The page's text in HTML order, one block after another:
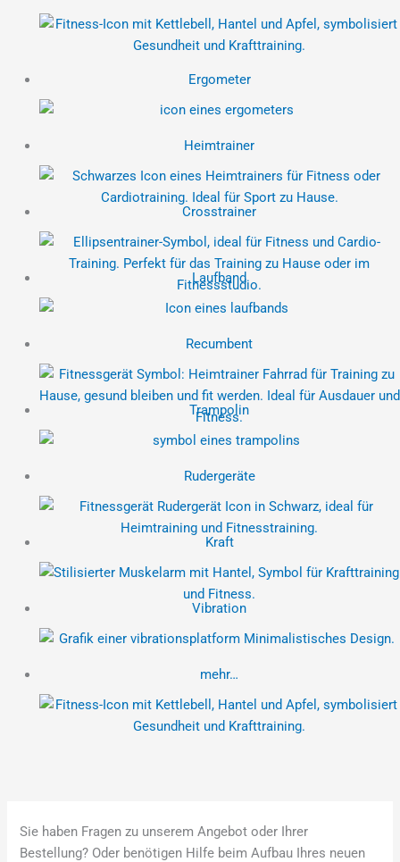
Ergometer
Heimtrainer
Crosstrainer
Laufband
Recumbent
Trampolin
Rudergeräte
Kraft
Vibration
mehr…
Sie haben Fragen zu unserem Angebot oder Ihrer
Bestellung? Oder benötigen Hilfe beim Aufbau Ihres neuen